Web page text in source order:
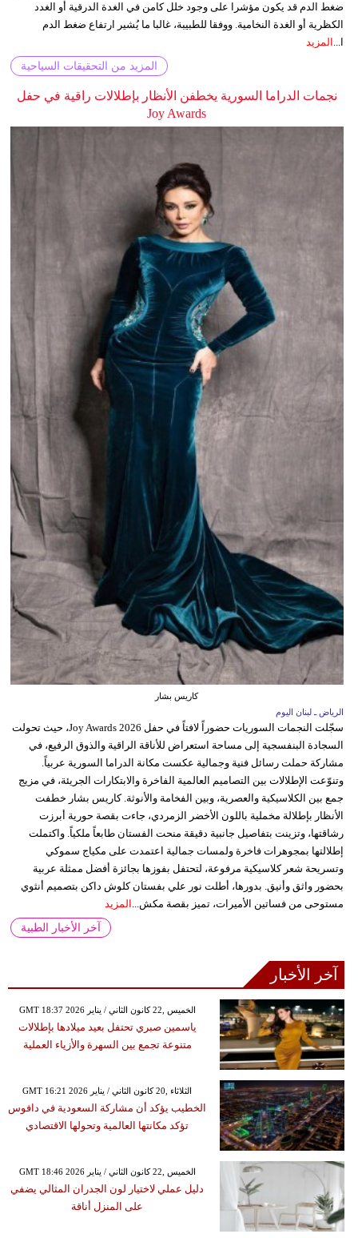
ضغط الدم قد يكون مؤشرا على وجود خلل كامن في الغدة الدرقية أو الغدد
الكظرية أو الغدة النخامية. ووفقا للطبيبة، غالبا ما يُشير ارتفاع ضغط الدم
ا... المزيد
المزيد من التحقيقات السياحية
نجمات الدراما السورية يخطفن الأنظار بإطلالات راقية في حفل
Joy Awards
كاريس بشار
الرياض ـ لبنان اليوم
سجّلت النجمات السوريات حضوراً لافتاً في حفل Joy Awards 2026، حيث تحولت
السجادة البنفسجية إلى مساحة استعراض للأناقة الراقية والذوق الرفيع، في
مشاركة حملت رسائل فنية وجمالية عكست مكانة الدراما السورية عربياً.
وتنوّعت الإطلالات بين التصاميم العالمية الفاخرة والابتكارات الجريئة، في مزيج
جمع بين الكلاسيكية والعصرية، وبين الفخامة والأنوثة. كاريس بشار خطفت
الأنظار بإطلالة مخملية باللون الأخضر الزمردي، جاءت بقصة حورية أبرزت
رشاقتها، وتزينت بتفاصيل جانبية دقيقة منحت الفستان طابعاً ملكياً. واكتملت
إطلالتها بمجوهرات فاخرة ولمسات جمالية اعتمدت على مكياج سموكي
وتسريحة شعر كلاسيكية مرفوعة، لتحتفل بفوزها بجائزة أفضل ممثلة عربية
بحضور واثق وأنيق. بدورها، أطلت نور علي بفستان كلوش داكن بتصميم أنثوي
مستوحى من فساتين الأميرات، تميز بقصة مكش... المزيد
آخر الأخبار الطبية
آخر الأخبار
GMT 18:37 2026 الخميس ,22 كانون الثاني / يناير
ياسمين صبري تحتفل بعيد ميلادها بإطلالات
متنوعة تجمع بين السهرة والأزياء العملية
GMT 16:21 2026 الثلاثاء ,20 كانون الثاني / يناير
الخطيب يؤكد أن مشاركة السعودية في دافوس
تؤكد مكانتها العالمية وتحولها الاقتصادي
GMT 18:46 2026 الخميس ,22 كانون الثاني / يناير
دليل عملي لاختيار لون الجدران المثالي يضفي
على المنزل أناقة